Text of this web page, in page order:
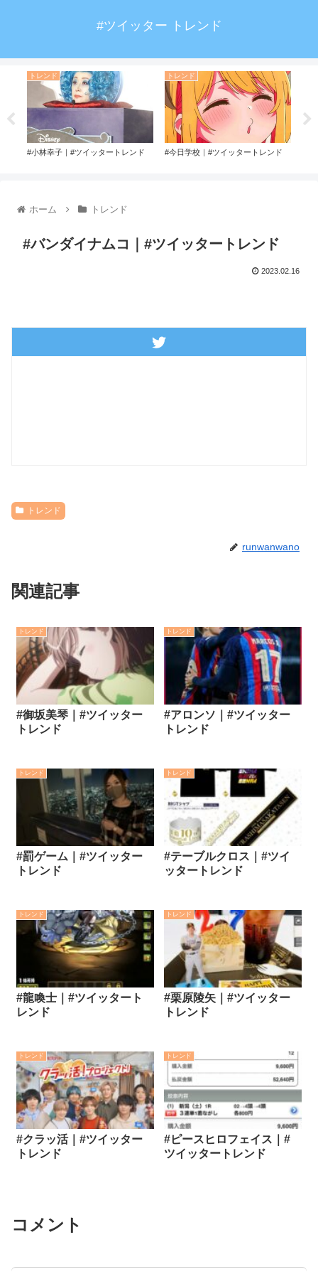
#ツイッター トレンド
トレンド
#小林幸子｜#ツイッタートレンド
トレンド
#今日学校｜#ツイッタートレンド
ホーム トレンド
#バンダイナムコ｜#ツイッタートレンド
2023.02.16
トレンド
runwanwano
関連記事
トレンド
#御坂美琴｜#ツイッター
トレンド
トレンド
#アロンソ｜#ツイッター
トレンド
トレンド
#罰ゲーム｜#ツイッター
トレンド
トレンド
#テーブルクロス｜#ツイ
ッタートレンド
トレンド
#龍喚士｜#ツイッタート
レンド
トレンド
#栗原陵矢｜#ツイッター
トレンド
トレンド
#クラッ活｜#ツイッター
トレンド
トレンド
#ピースヒロフェイス｜#
ツイッタートレンド
コメント